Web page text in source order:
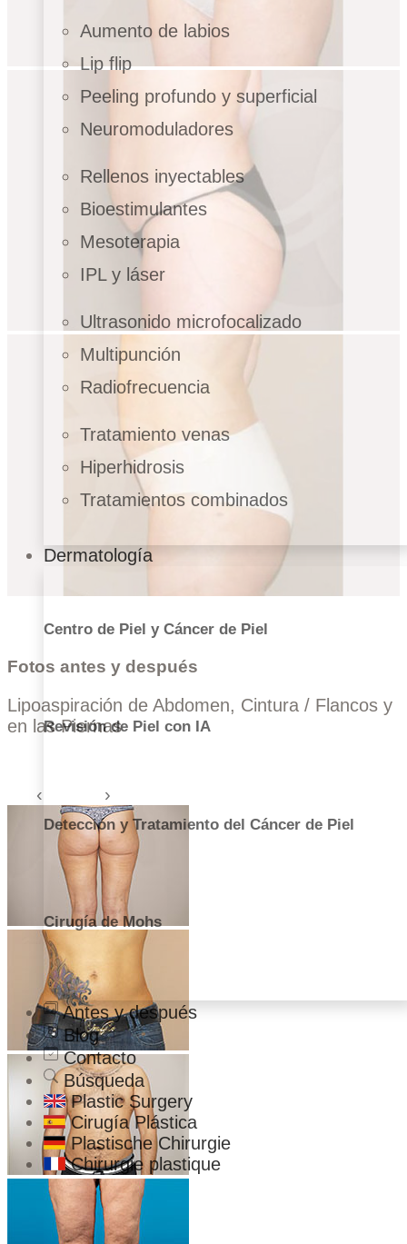
Aumento de labios
Lip flip
Peeling profundo y superficial
Neuromoduladores
Rellenos inyectables
Bioestimulantes
Mesoterapia
IPL y láser
Ultrasonido microfocalizado
Multipunción
Radiofrecuencia
Tratamiento venas
Hiperhidrosis
Tratamientos combinados
Dermatología
Centro de Piel y Cáncer de Piel
Revisión de Piel con IA
Detección y Tratamiento del Cáncer de Piel
Cirugía de Mohs
Antes y después
Blog
Contacto
Búsqueda
Plastic Surgery
Cirugía Plástica
Plastische Chirurgie
Chirurgie plastique
Fotos antes y después
Lipoaspiración de Abdomen, Cintura / Flancos y
en las Piernas